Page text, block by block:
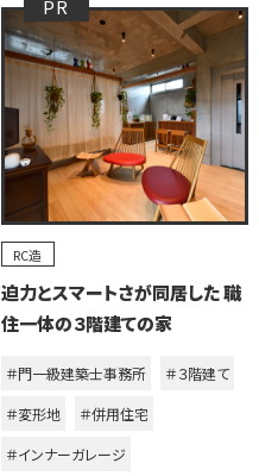
RC造
迫力とスマートさが同居した 職
住一体の３階建ての家
＃門一級建築士事務所
＃３階建て
＃変形地
＃併用住宅
＃インナーガレージ